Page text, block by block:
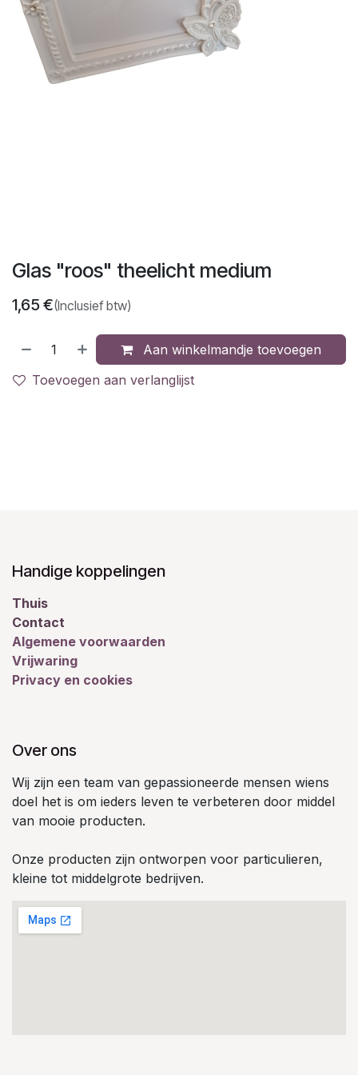
Glas "roos" theelicht medium
1,65 €(Inclusief btw)
Aan winkelmandje toevoegen
Toevoegen aan verlanglijst
Handige koppelingen
Thuis
Contact
Algemene voorwaarden
Vrijwaring
Privacy en cookies
Over ons
Wij zijn een team van gepassioneerde mensen wiens
doel het is om ieders leven te verbeteren door middel
van mooie producten.
Onze producten zijn ontworpen voor particulieren,
kleine tot middelgrote bedrijven.